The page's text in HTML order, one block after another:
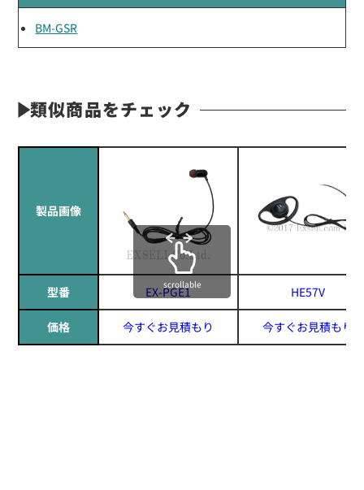
BM-GSR
類似商品をチェック
製品画像
型番 EX-PGE1 HE57V
価格 今すぐお見積もり 今すぐお見積もり
scrollable